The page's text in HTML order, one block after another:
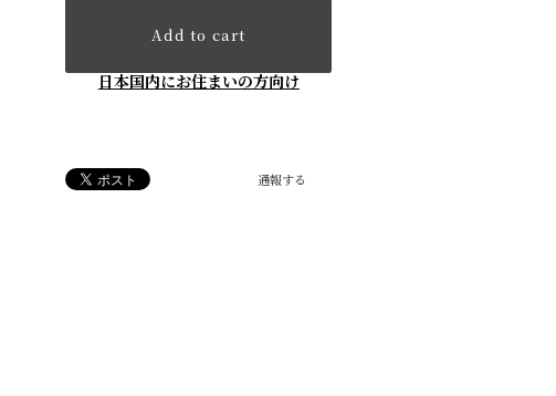
Add to cart
日本国内にお住まいの方向け
通報する